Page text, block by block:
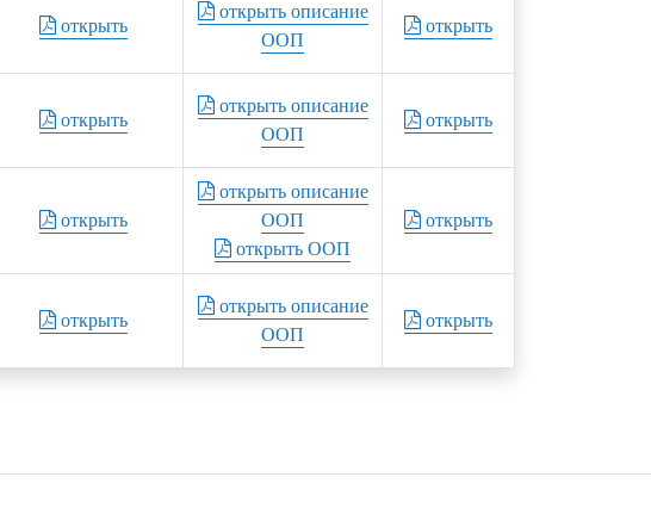
открыть
открыть описание
ООП
открыть
открыть
открыть описание
ООП
открыть
открыть
открыть описание
ООП
открыть ООП
открыть
открыть
открыть описание
ООП
открыть